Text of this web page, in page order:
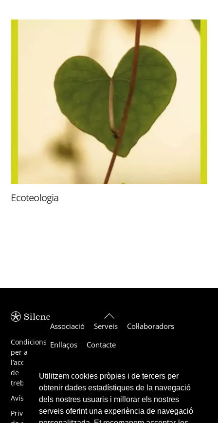
Utilitzem cookies pròpies i de tercers per
obtenir dades estadístiques de la navegació
dels nostres usuaris i millorar els nostres
serveis oferint una experiència de navegació
Ecoteologia
Back
To
Top
Condicions
per a
l’acceptació
de
treballs
Avís legal
Privacitat
Associació Serveis
Col·laboradors
Enllaços
Contacte